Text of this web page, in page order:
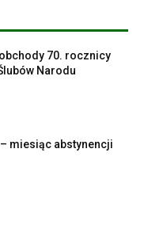
70. rocznicy
Narodu
miesiąc abstynencji